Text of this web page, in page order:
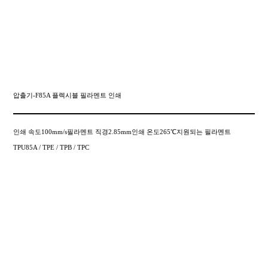
압출기-F85A 플렉시블 필라멘트 인쇄
인쇄 속도100mm/s필라멘트 직경2.85mm인쇄 온도265℃지원되는 필라멘트
TPU85A / TPE / TPB / TPC